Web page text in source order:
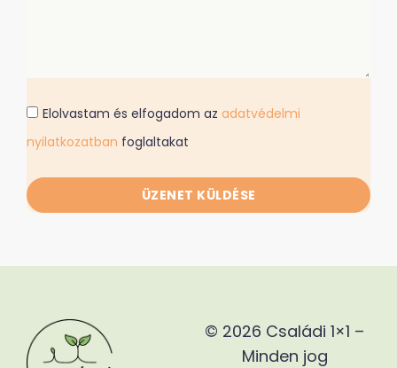
Elolvastam és elfogadom az adatvédelmi
nyilatkozatban foglaltakat
ÜZENET KÜLDÉSE
© 2026 Családi 1×1 –
Minden jog